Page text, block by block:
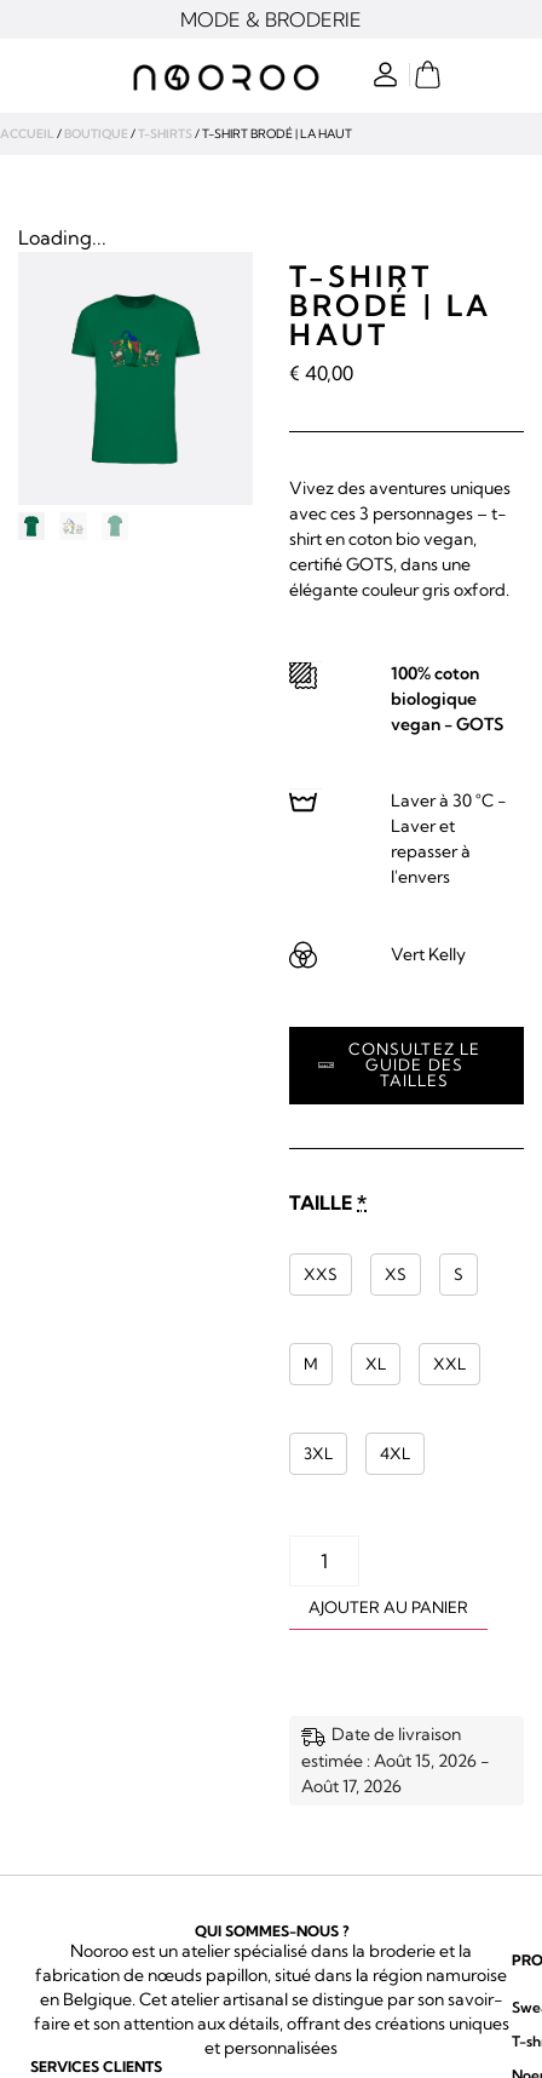
MODE & BRODERIE
ACCUEIL / BOUTIQUE /T-SHIRTS / T-SHIRT BRODÉ | LA HAUT
Loading...
T-SHIRT
BRODÉ | LA
HAUT
€ 40,00
Vivez des aventures uniques
avec ces 3 personnages – t-
shirt en coton bio vegan,
certifié GOTS, dans une
élégante couleur gris oxford.
100% coton
biologique
vegan - GOTS
Laver à 30 °C -
Laver et
repasser à
l'envers
Vert Kelly
CONSULTEZ LE
GUIDE DES
TAILLES
TAILLE *
XXS XS S
M XL XXL
3XL 4XL
AJOUTER AU PANIER
Date de livraison
estimée : Août 15, 2026 -
Août 17, 2026
QUI SOMMES-NOUS ?
Nooroo est un atelier spécialisé dans la broderie et la
fabrication de nœuds papillon, situé dans la région namuroise
en Belgique. Cet atelier artisanal se distingue par son savoir-
faire et son attention aux détails, offrant des créations uniques
et personnalisées
SERVICES CLIENTS
T-